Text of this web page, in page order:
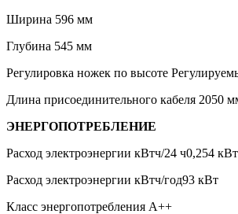
Ширина 596 мм
Глубина 545 мм
Регулировка ножек по высоте
Длина присоединительного кабеля 2050
ЭНЕРГОПОТРЕБЛЕНИЕ
Расход электроэнергии кВтч/24 ч0,254 кВт
Расход электроэнергии кВтч/год93 кВт
Класс энергопотребления A++